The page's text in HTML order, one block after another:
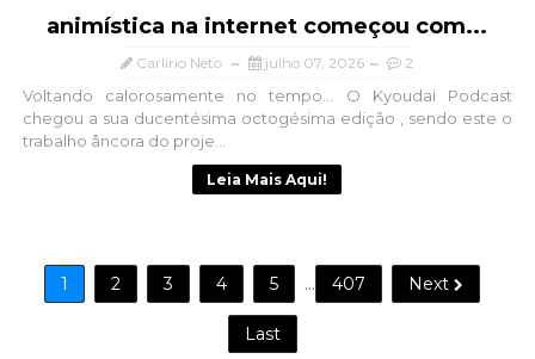
animística na internet começou com...
Carlírio Neto julho 07, 2026 2
Voltando calorosamente no tempo... O Kyoudai Podcast
chegou a sua ducentésima octogésima edição , sendo este o
trabalho âncora do proje...
Leia Mais Aqui!
1 2 3 4 5 ... 407 Next
Last